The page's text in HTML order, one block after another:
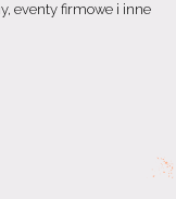
eventy firmowe i inne